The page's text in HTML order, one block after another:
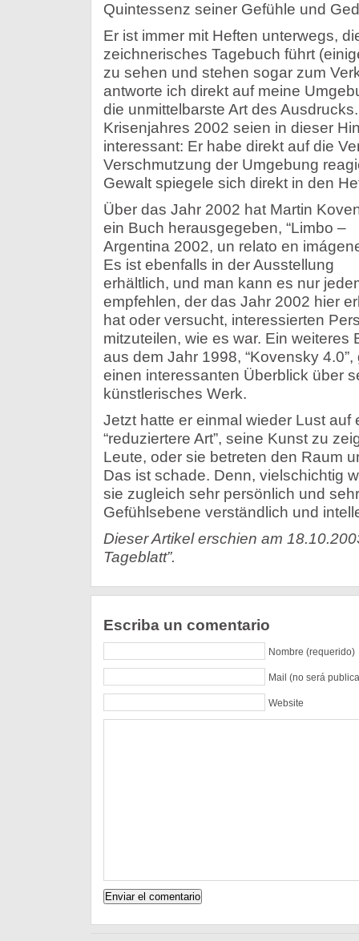
Quintessenz seiner Gefühle und
Er ist immer mit Heften unterwegs,
zeichnerisches Tagebuch führt
zu sehen und stehen sogar zum
antworte ich direkt auf meine
die unmittelbarste Art des
Krisenjahres 2002 seien in dieser
interessant: Er habe direkt auf die
Verschmutzung der Umgebung
Gewalt spiegele sich direkt in den
Über das Jahr 2002 hat Martin
ein Buch herausgegeben, “Limbo –
Argentina 2002, un relato en
Es ist ebenfalls in der Ausstellung
erhältlich, und man kann es nur
empfehlen, der das Jahr 2002 hier
hat oder versucht, interessierten
mitzuteilen, wie es war. Ein weiteres
aus dem Jahr 1998, “Kovensky 4.0”,
einen interessanten Überblick über
künstlerisches Werk.
Jetzt hatte er einmal wieder Lust auf
“reduziertere Art”, seine Kunst zu
Leute, oder sie betreten den Raum
Das ist schade. Denn, vielschichtig
sie zugleich sehr persönlich und
Gefühlsebene verständlich und
Dieser Artikel erschien am
Tageblatt”.
Escriba un comentario
Nombre (requerido)
Mail (no será
Website